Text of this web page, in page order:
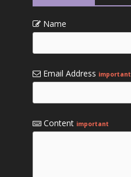
Name
Email Address important
Content important